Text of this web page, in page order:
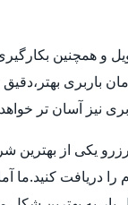
و همچنین
باربری
نیز آسان تر
یکی از
دریافت کنید.ما